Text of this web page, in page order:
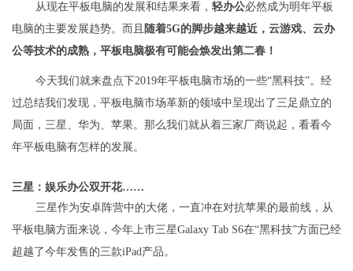
从现在平板电脑的发展和结果来看， 轻办公必然成为明年平板
电脑的主要发展趋势。而且 随着5G的脚步越来越近，云游戏、云办
公等技术的成熟，平板电脑极有可能会焕发出第二春！
今天我们就来盘点下2019年平板电脑市场的一些“黑科技”。经
过总结我们发现，平板电脑市场革新的领域中呈现出了三足鼎立的
局面，三星、华为、苹果。那么我们就从着三家厂商说起，看看今
年平板电脑有怎样的发展。
三星：娱乐办公双开花……
三星作为安卓阵营中的大佬，一直冲在对抗苹果的最前线，从
平板电脑方面来说，今年上市三星Galaxy Tab S6在“黑科技”方面已经
超越了今年发售的三款iPad产品。